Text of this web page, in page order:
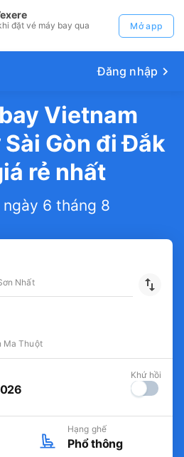
đặt vé máy bay qua
Mở app
Đăng nhập
Vietnam
Gòn đi Đắk
rẻ nhất
ngày 6 tháng 8
Nhất
Ma Thuột
Khứ hồi
Hạng ghế
Phổ thông